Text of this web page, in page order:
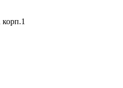
корп.1